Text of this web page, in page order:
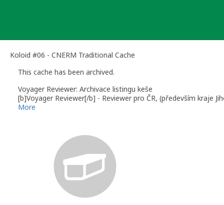
Koloid #06 - CNERM Traditional Cache
This cache has been archived.
Voyager Reviewer: Archivace listingu keše
[b]Voyager Reviewer[/b] - Reviewer pro ČR, (především kraje
More